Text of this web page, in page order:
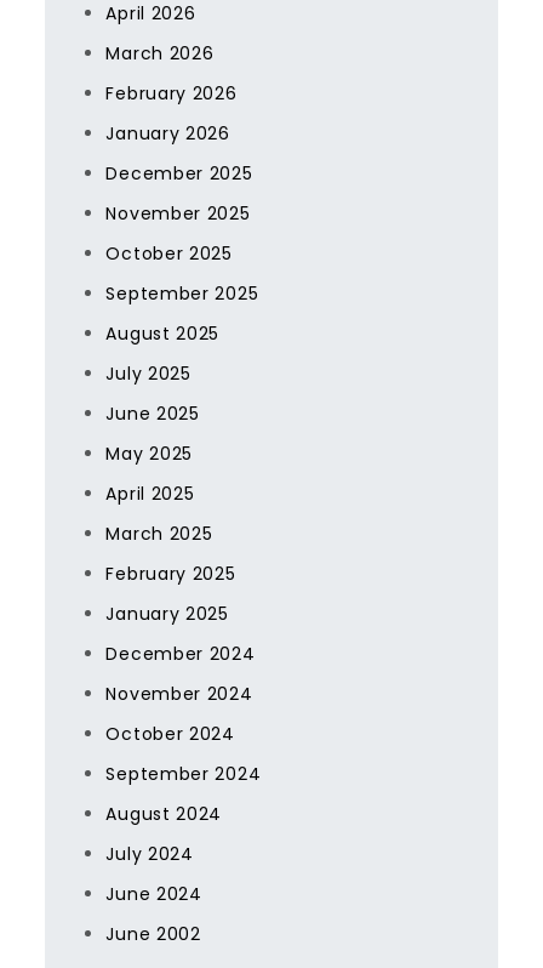
April 2026
March 2026
February 2026
January 2026
December 2025
November 2025
October 2025
September 2025
August 2025
July 2025
June 2025
May 2025
April 2025
March 2025
February 2025
January 2025
December 2024
November 2024
October 2024
September 2024
August 2024
July 2024
June 2024
June 2002